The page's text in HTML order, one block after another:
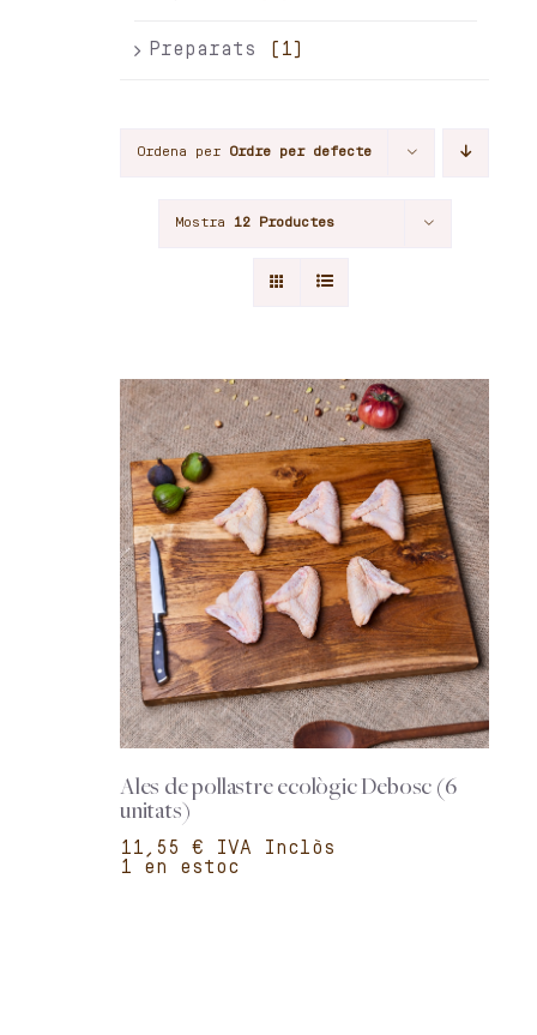
Preparats (1)
Ordena per Ordre per defecte
Mostra 12 Productes
Ales de pollastre ecològic Debosc (6
unitats)
€
1 en estoc